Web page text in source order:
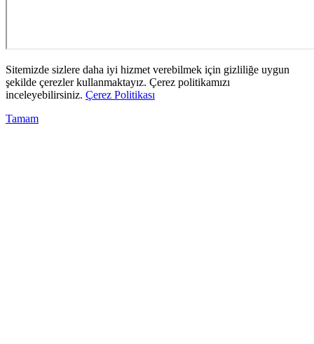
Sitemizde sizlere daha iyi hizmet verebilmek için gizliliğe uygun
şekilde çerezler kullanmaktayız. Çerez politikamızı
inceleyebilirsiniz. Çerez Politikası
Tamam